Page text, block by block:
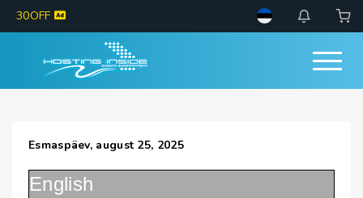
30OFF
Esmaspäev, august 25, 2025
English